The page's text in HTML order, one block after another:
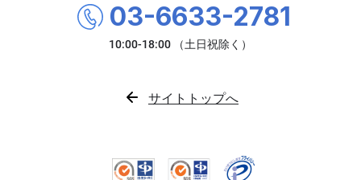
03-6633-2781
サイトトップへ